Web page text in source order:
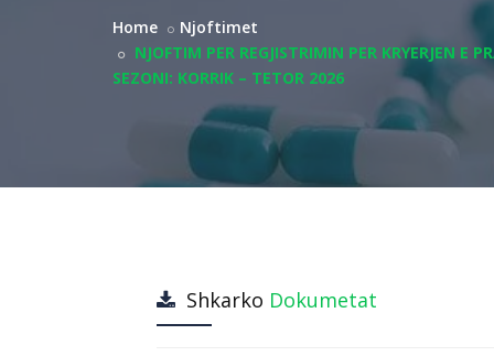
Home
Njoftimet
NJOFTIM PER REGJISTRIMIN PER KRYERJEN E
SEZONI: KORRIK – TETOR 2026
Shkarko Dokumetat